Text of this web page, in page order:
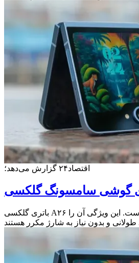
اقتصاد۲۴ گزارش می‌دهد؛
باتری گلکسی A۲۶ نه‌تنها از نظر فنی قابل اطمینان است، بلکه با بهره‌گیری از سیستم‌های هوشمند مدیریت مصرف، دوام واقع‌بینانه‌ای دارد که در بسیاری از رقبای هم‌رده از دست رفته است. این ویژگی آن را